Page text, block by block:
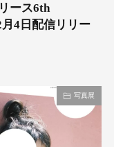
ース6th
4日配信リリー
写真展